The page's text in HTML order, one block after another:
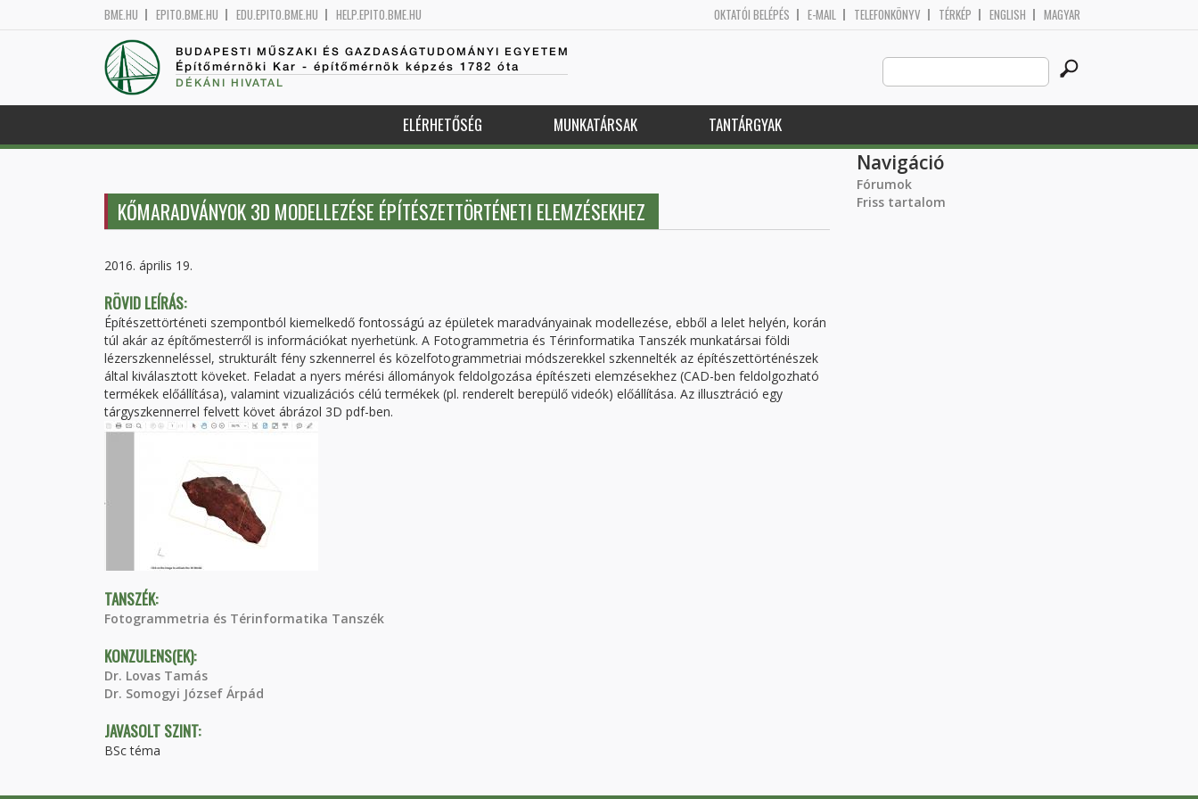
BME.HU EPITO.BME.HU EDU.EPITO.BME.HU HELP.EPITO.BME.HU OKTATÓI BELÉPÉS E-MAIL TELEFONKÖNYV TÉRKÉP ENGLISH MAGYAR
BUDAPESTI MŰSZAKI ÉS GAZDASÁGTUDOMÁNYI EGYETEM
Építőmérnöki Kar - építőmérnök képzés 1782 óta
DÉKÁNI HIVATAL
Search
this
site
ELÉRHETŐSÉG MUNKATÁRSAK TANTÁRGYAK
KŐMARADVÁNYOK 3D MODELLEZÉSE ÉPÍTÉSZETTÖRTÉNETI ELEMZÉSEKHEZ
2016. április 19.
RÖVID LEÍRÁS:
Építészettörténeti szempontból kiemelkedő fontosságú az épületek maradványainak modellezése, ebből a lelet helyén, korán
túl akár az építőmesterről is információkat nyerhetünk. A Fotogrammetria és Térinformatika Tanszék munkatársai földi
lézerszkenneléssel, strukturált fény szkennerrel és közelfotogrammetriai módszerekkel szkennelték az építészettörténészek
által kiválasztott köveket. Feladat a nyers mérési állományok feldolgozása építészeti elemzésekhez (CAD-ben feldolgozható
termékek előállítása), valamint vizualizációs célú termékek (pl. renderelt berepülő videók) előállítása. Az illusztráció egy
tárgyszkennerrel felvett követ ábrázol 3D pdf-ben.
TANSZÉK:
Fotogrammetria és Térinformatika Tanszék
KONZULENS(EK):
Dr. Lovas Tamás
Dr. Somogyi József Árpád
JAVASOLT SZINT:
BSc téma
Navigáció
Fórumok
Friss tartalom